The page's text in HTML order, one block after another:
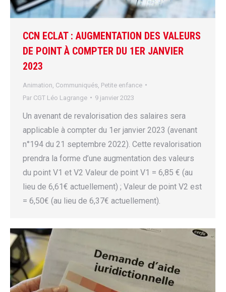
CCN ECLAT : AUGMENTATION DES VALEURS
DE POINT À COMPTER DU 1ER JANVIER
2023
Animation Communiqués Petite enfance
Par CGT Léo Lagrange 9 janvier 2023
Un avenant de revalorisation des salaires sera
applicable à compter du 1er janvier 2023 (avenant
n°194 du 21 septembre 2022). Cette revalorisation
prendra la forme d’une augmentation des valeurs
du point V1 et V2 Valeur de point V1 = 6,85 € (au
lieu de 6,61€ actuellement) ; Valeur de point V2 est
= 6,50€ (au lieu de 6,37€ actuellement).